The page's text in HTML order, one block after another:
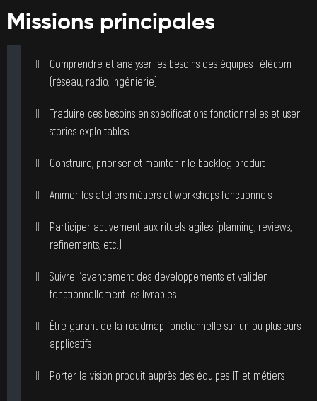
Missions principales
Comprendre et analyser les besoins des équipes Télécom
(réseau, radio, ingénierie)
Traduire ces besoins en spécifications fonctionnelles et user
stories exploitables
Construire, prioriser et maintenir le backlog produit
Animer les ateliers métiers et workshops fonctionnels
Participer activement aux rituels agiles (planning, reviews,
refinements, etc.)
Suivre l’avancement des développements et valider
fonctionnellement les livrables
Être garant de la roadmap fonctionnelle sur un ou plusieurs
applicatifs
Porter la vision produit auprès des équipes IT et métiers